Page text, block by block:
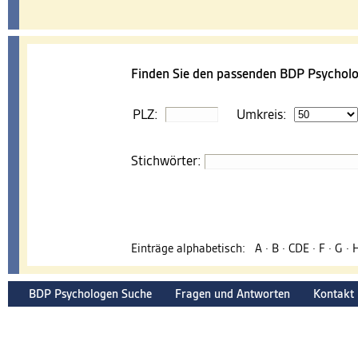
Finden Sie den passenden BDP
PLZ: Umkreis:
Stichwörter:
Einträge alphabetisch: A· B· CDE· F· G ·
BDP Psychologen Suche Fragen und Antworten Kontakt